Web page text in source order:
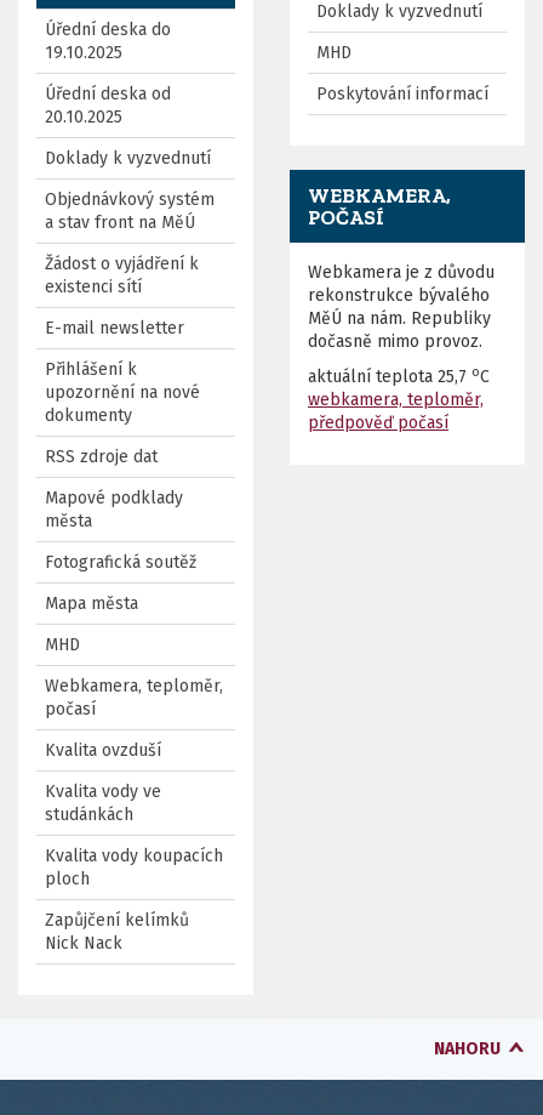
Úřední deska do
19.10.2025
Úřední deska od
20.10.2025
Doklady k vyzvednutí
Objednávkový systém
a stav front na MěÚ
Žádost o vyjádření k
existenci sítí
E-mail newsletter
Přihlášení k
upozornění na nové
dokumenty
RSS zdroje dat
Mapové podklady
města
Fotografická soutěž
Mapa města
MHD
Webkamera, teploměr,
počasí
Kvalita ovzduší
Kvalita vody ve
studánkách
Kvalita vody koupacích
ploch
Zapůjčení kelímků
Nick Nack
Doklady k vyzvednutí
MHD
Poskytování informací
WEBKAMERA,
POČASÍ
Webkamera je z důvodu
rekonstrukce bývalého
MěÚ na nám. Republiky
dočasně mimo provoz.
aktuální teplota 25,7 oC
webkamera, teploměr,
předpověď počasí
NAHORU